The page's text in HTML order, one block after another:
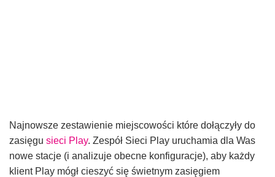
Najnowsze zestawienie miejscowości które dołączyły do
zasięgu sieci Play. Zespół Sieci Play uruchamia dla Was
nowe stacje (i analizuje obecne konfiguracje), aby każdy
klient Play mógł cieszyć się świetnym zasięgiem